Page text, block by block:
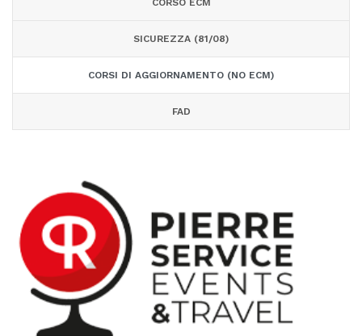
CORSO ECM
SICUREZZA (81/08)
CORSI DI AGGIORNAMENTO (NO ECM)
FAD